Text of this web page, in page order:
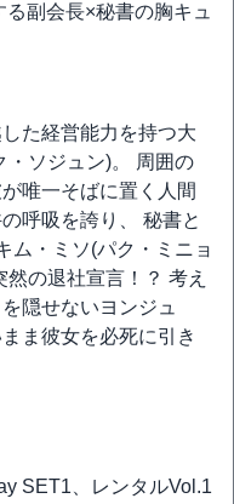
副会長×秘書の胸キュ
た経営能力を持つ大
・ソジュン)。 周囲の
唯一そばに置く人間
呼吸を誇り、 秘書と
ム・ミソ(パク・ミニョ
の退社宣言！？ 考え
隠せないヨンジュ
ま彼女を必死に引き
SET1、レンタルVol.1